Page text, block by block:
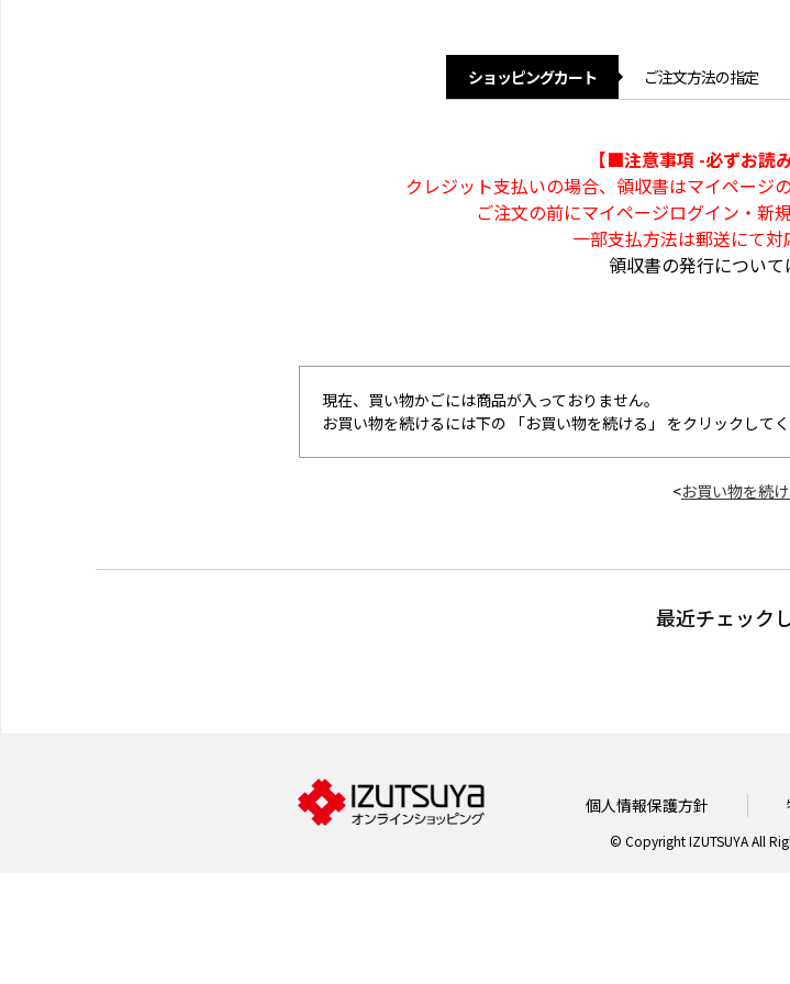
ショッピングカート ご注文方法の指定
【■注意事項 -必ずお読
クレジット支払いの場合、領収書はマイページ
ご注文の前にマイページログイン・新
一部支払方法は郵送にて対
領収書の発行について
現在、買い物かごには商品が入っておりません。
お買い物を続けるには下の 「お買い物を続ける」 をクリックしてく
<
最近チェック
個人情報保護方針
© Copyright IZUTSUYA All